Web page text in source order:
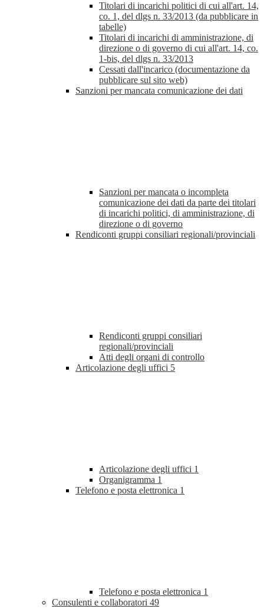
Titolari di incarichi politici di cui all'art. 14,
co. 1, del dlgs n. 33/2013 (da pubblicare in
tabelle)
Titolari di incarichi di amministrazione, di
direzione o di governo di cui all'art. 14, co.
1-bis, del dlgs n. 33/2013
Cessati dall'incarico (documentazione da
pubblicare sul sito web)
Sanzioni per mancata comunicazione dei dati
Sanzioni per mancata o incompleta
comunicazione dei dati da parte dei titolari
di incarichi politici, di amministrazione, di
direzione o di governo
Rendiconti gruppi consiliari regionali/provinciali
Rendiconti gruppi consiliari
regionali/provinciali
Atti degli organi di controllo
Articolazione degli uffici 5
Articolazione degli uffici 1
Organigramma 1
Telefono e posta elettronica 1
Telefono e posta elettronica 1
Consulenti e collaboratori 49